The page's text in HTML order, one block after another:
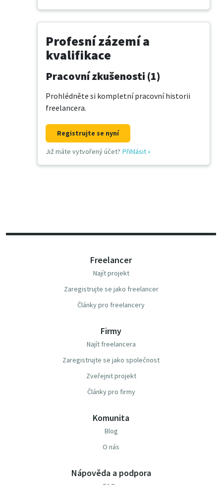
Profesní zázemí a
kvalifikace
Pracovní zkušenosti (1)
Prohlédněte si kompletní pracovní historii
freelancera.
Registrujte se nyní
Již máte vytvořený účet? Přihlásit»
Freelancer
Najít projekt
Zaregistrujte se jako freelancer
Články pro freelancery
Firmy
Najít freelancera
Zaregistrujte se jako společnost
Zveřejnit projekt
Články pro firmy
Komunita
Blog
O nás
Nápověda a podpora